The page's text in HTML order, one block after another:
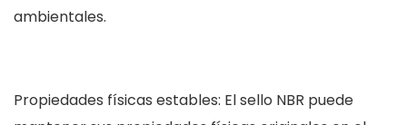
ambientales.
Propiedades físicas estables: El sello NBR puede